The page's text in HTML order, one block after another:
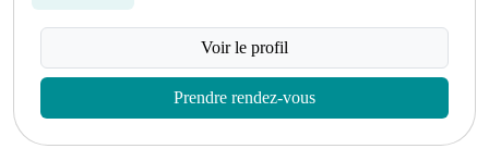
Voir le profil
Prendre rendez-vous